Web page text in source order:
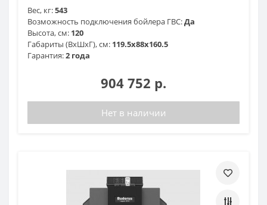
Вес, кг:543
Возможность подключения бойлера ГВС:Да
Высота, см: 120
Габариты (ВхШхГ), см: 119.5x88x160.5
Гарантия:2 года
904 752 р.
Нет в наличии